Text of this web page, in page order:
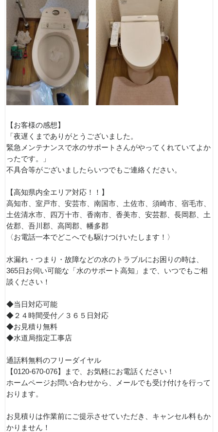
【お客様の感想】
「夜遅くまでありがとうございました。
緊急メンテナンスで水のサポートさんがやってくれていてよか
ったです。」
不具合等がございましたらいつでもご連絡ください。
【高知県内全エリア対応！！】
高知市、室戸市、安芸市、南国市、土佐市、須崎市、宿毛市、
土佐清水市、四万十市、香南市、香美市、安芸郡、長岡郡、土
佐郡、吾川郡、高岡郡、幡多郡
〈お電話一本でどこへでも駆けつけいたします！〉
水漏れ・つまり・故障などの水のトラブルにお困りの時は、
365日お伺い可能な「水のサポート高知」まで、いつでもご相
談ください！
◆当日対応可能
◆２４時間受付／３６５日対応
◆お見積り無料
◆水道局指定工事店
通話料無料のフリーダイヤル
【0120-670-076】まで、お気軽にお電話ください！
ホームページお問い合わせから、メールでも受け付けを行って
おります。
お見積りは作業前にご提示させていただき、キャンセル料もか
かりません！